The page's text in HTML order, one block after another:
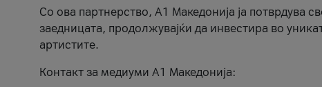
Со ова партнерство, A1 Македонија ја потврдува
заедницата, продолжувајќи да инвестира во
артистите.
Контакт за медиуми А1 Македонија: